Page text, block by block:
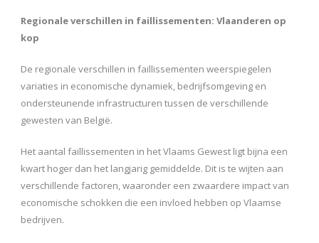
Regionale verschillen in faillissementen: Vlaanderen op
kop
De regionale verschillen in faillissementen weerspiegelen
variaties in economische dynamiek, bedrijfsomgeving en
ondersteunende infrastructuren tussen de verschillende
gewesten van België.
Het aantal faillissementen in het Vlaams Gewest ligt bijna een
kwart hoger dan het langjarig gemiddelde. Dit is te wijten aan
verschillende factoren, waaronder een zwaardere impact van
economische schokken die een invloed hebben op Vlaamse
bedrijven.